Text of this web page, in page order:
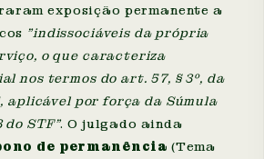
exposição permanente a
"indissociáveis da própria
o que caracteriza
nos termos do art. 57, § 3º, da
aplicável por força da Súmula
do STF". O julgado ainda
de permanência (Tema